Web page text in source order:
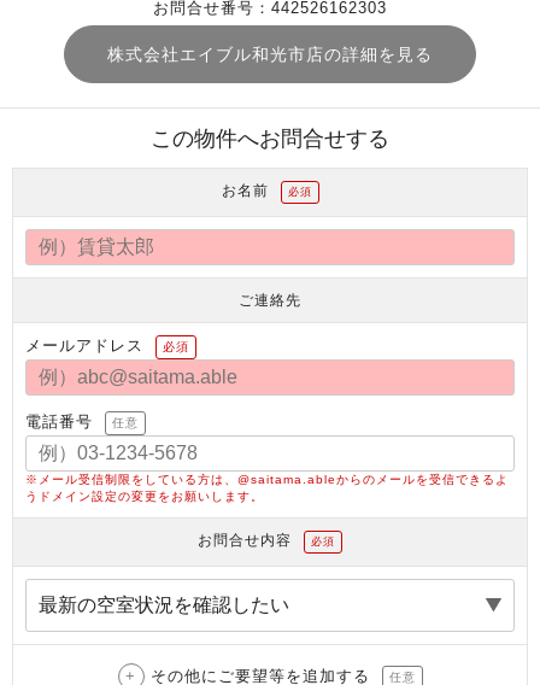
お問合せ番号：442526162303
株式会社エイブル和光市店の詳細を見る
この物件へお問合せする
お名前 必須
ご連絡先
メールアドレス 必須
電話番号 任意
※メール受信制限をしている方は、@saitama.ableからのメールを受信できるよ
うドメイン設定の変更をお願いします。
お問合せ内容 必須
その他にご要望等を追加する 任意